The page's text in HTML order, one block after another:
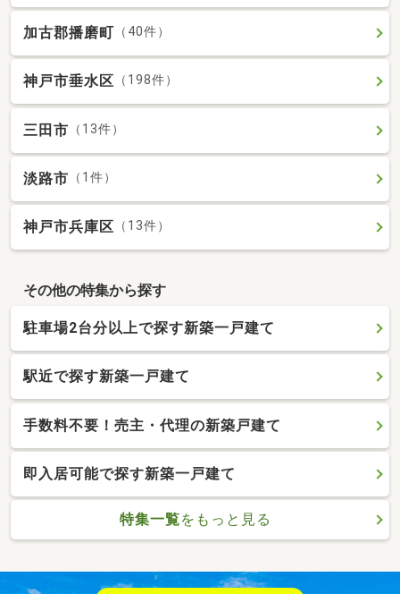
加古郡播磨町 （40件）
神戸市垂水区 （198件）
三田市 （13件）
淡路市 （1件）
神戸市兵庫区 （13件）
その他の特集から探す
駐車場2台分以上で探す新築一戸建て
駅近で探す新築一戸建て
手数料不要！売主・代理の新築戸建て
即入居可能で探す新築一戸建て
特集一覧をもっと見る